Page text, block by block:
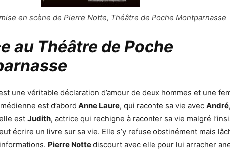
en scène de Pierre Notte, Théâtre de Poche Montparnasse
au Théâtre de Poche
une véritable déclaration d’amour de deux hommes et une
est d’abord Anne Laure, qui raconte sa vie avec André
est Judith, actrice qui rechigne à raconter sa vie malgré
écrire un livre sur sa vie. Elle s’y refuse obstinément mais
Pierre Nottediscourt avec elle pour lui arracher